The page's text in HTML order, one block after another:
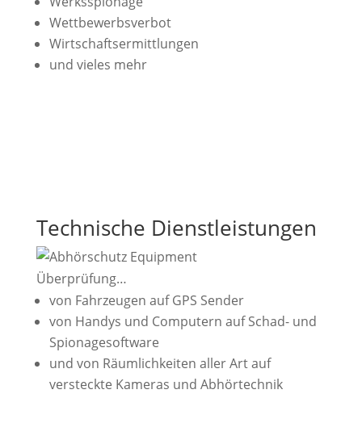
Wettbewerbsverbot
Wirtschaftsermittlungen
und vieles mehr
Technische Dienstleistun­gen
Überprüfung…
von Fahrzeugen auf GPS Sender
von Handys und Computern auf Schad- und
Spionagesoft­ware
und von Räumlichkeiten aller Art auf
versteckte Kameras und Abhörtechnik